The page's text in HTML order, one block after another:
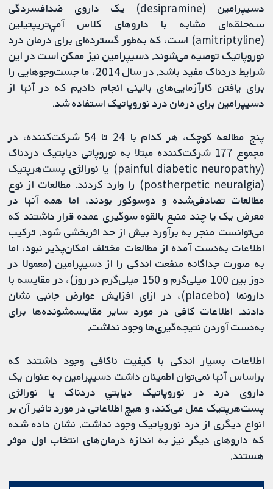
دسیپرامین (desipramine) یک داروی ضدافسردگی
سه‌حلقه‌ای مشابه با داروهای کلاس آمي‌تريپتيلين
(amitriptyline) است، که به‌طور گسترده‌ای برای درمان درد
نوروپاتیک توصیه می‌شوند. دسیپرامین نیز ممکن است در این
شرایط دردناک مفید باشد. در سال 2014، ما جست‌وجوهایی را
برای یافتن کارآزمایی‌های بالینی انجام دادیم که در آنها از
دسیپرامین برای درمان درد نوروپاتیک استفاده شد.
پنج مطالعه کوچک، هر کدام با 24 تا 54 شرکت‌کننده، در
مجموع 177 شرکت‌کننده مبتلا به نوروپاتی دیابتیک دردناک
(painful diabetic neuropathy) یا نورالژی پست‌هرپتیک
(postherpetic neuralgia) را وارد کردند. مطالعات از نوع
مطالعات تصادفی‌شده و دوسوکور بودند، اما همه آنها در
معرض یک یا چند منبع بالقوه سوگیری عمده قرار داشتند که
می‌توانست منجر به برآورد بیش از حد اثربخشی شود. ترکیب
اطلاعات به‌دست آمده از مطالعات مختلف امکان‌پذیر نبود، اما
به صورت جداگانه منفعت اندکی را از دسیپرامین (معمولا در
دوز بین 100 میلی‌گرم و 150 میلی‌گرم در روز)، در مقایسه با
دارونما (placebo)، در ازای افزایش عوارض جانبی نشان
دادند. اطلاعات کافی در مورد سایر مقایسه‌شونده‌ها برای
به‌دست آوردن نتیجه‌گیری‌ها وجود نداشت.
اطلاعات بسیار اندکی با کیفیت ناکافی وجود داشتند که
براساس آنها نمی‌توان اطمینان داشت دسیپرامین به عنوان یک
داروی درد در نوروپاتيک ديابتي دردناک یا نورالژی
پست‌هرپتیک عمل می‌کند، و هیچ اطلاعاتی در مورد تاثیر آن بر
انواع دیگری از درد نوروپاتیک وجود نداشت. نشان داده شده
که داروهای دیگر نیز به اندازه درمان‌های انتخاب اول موثر
هستند.